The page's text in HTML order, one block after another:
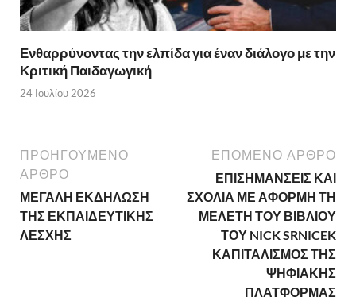
Ενθαρρύνοντας την ελπίδα για έναν διάλογο με την
Κριτική Παιδαγωγική
24 Ιουλίου 2026
ΠΡΟΗΓΟΥΜΕΝΟ
ΑΡΘΡΟ
ΜΕΓΑΛΗ ΕΚΔΗΛΩΣΗ
ΤΗΣ ΕΚΠΑΙΔΕΥΤΙΚΗΣ
ΛΕΣΧΗΣ
ΕΠΟΜΕΝΟ ΑΡΘΡΟ
ΕΠΙΣΗΜΑΝΣΕΙΣ ΚΑΙ
ΣΧΟΛΙΑ ΜΕ ΑΦΟΡΜΗ ΤΗ
ΜΕΛΕΤΗ ΤΟΥ ΒΙΒΛΙΟΥ
ΤΟΥ NICK SRNICEK
ΚΑΠΙΤΑΛΙΣΜΟΣ ΤΗΣ
ΨΗΦΙΑΚΗΣ
ΠΛΑΤΦΟΡΜΑΣ